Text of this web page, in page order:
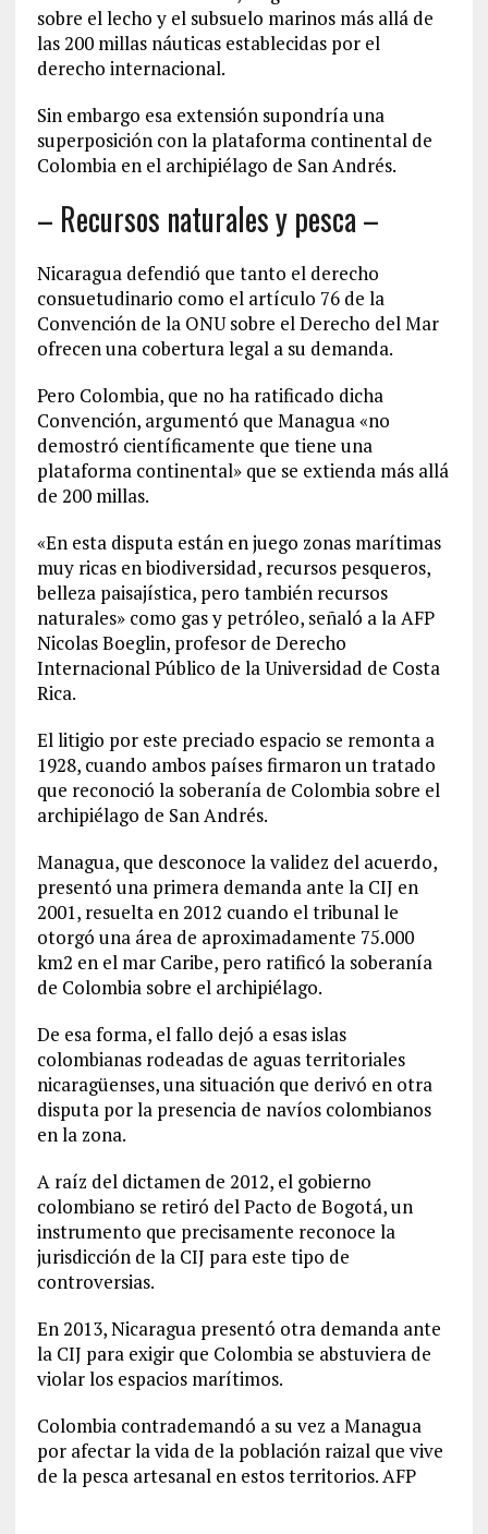
sobre el lecho y el subsuelo marinos más allá de
las 200 millas náuticas establecidas por el
derecho internacional.
Sin embargo esa extensión supondría una
superposición con la plataforma continental de
Colombia en el archipiélago de San Andrés.
– Recursos naturales y pesca –
Nicaragua defendió que tanto el derecho
consuetudinario como el artículo 76 de la
Convención de la ONU sobre el Derecho del Mar
ofrecen una cobertura legal a su demanda.
Pero Colombia, que no ha ratificado dicha
Convención, argumentó que Managua «no
demostró científicamente que tiene una
plataforma continental» que se extienda más allá
de 200 millas.
«En esta disputa están en juego zonas marítimas
muy ricas en biodiversidad, recursos pesqueros,
belleza paisajística, pero también recursos
naturales» como gas y petróleo, señaló a la AFP
Nicolas Boeglin, profesor de Derecho
Internacional Público de la Universidad de Costa
Rica.
El litigio por este preciado espacio se remonta a
1928, cuando ambos países firmaron un tratado
que reconoció la soberanía de Colombia sobre el
archipiélago de San Andrés.
Managua, que desconoce la validez del acuerdo,
presentó una primera demanda ante la CIJ en
2001, resuelta en 2012 cuando el tribunal le
otorgó una área de aproximadamente 75.000
km2 en el mar Caribe, pero ratificó la soberanía
de Colombia sobre el archipiélago.
De esa forma, el fallo dejó a esas islas
colombianas rodeadas de aguas territoriales
nicaragüenses, una situación que derivó en otra
disputa por la presencia de navíos colombianos
en la zona.
A raíz del dictamen de 2012, el gobierno
colombiano se retiró del Pacto de Bogotá, un
instrumento que precisamente reconoce la
jurisdicción de la CIJ para este tipo de
controversias.
En 2013, Nicaragua presentó otra demanda ante
la CIJ para exigir que Colombia se abstuviera de
violar los espacios marítimos.
Colombia contrademandó a su vez a Managua
por afectar la vida de la población raizal que vive
de la pesca artesanal en estos territorios. AFP